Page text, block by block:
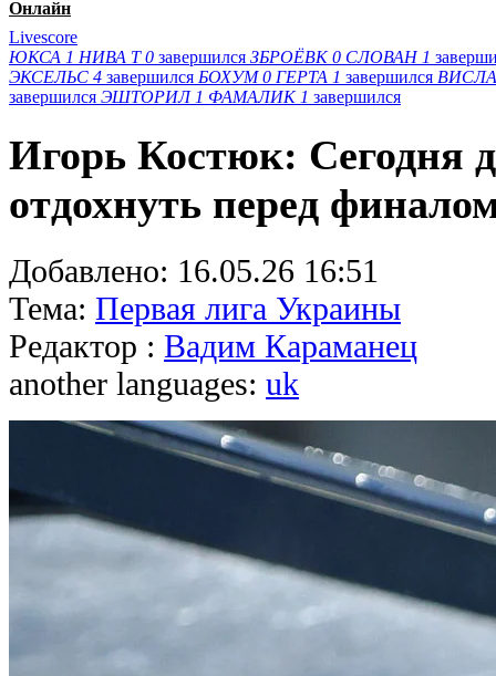
Онлайн
Livescore
ЮКСА 1 НИВА Т 0 завершился ЗБРОЁВК 0 СЛОВАН 1
ЭКСЕЛЬС 4 завершился БОХУМ 0 ГЕРТА 1 завершился
завершился ЭШТОРИЛ 1 ФАМАЛИК 1 завершился
Игорь Костюк: Сегодня
отдохнуть перед
Добавлено: 16.05.26 16:51
Тема: Первая лига Украины
Редактор : Вадим Караманец
another languages: uk